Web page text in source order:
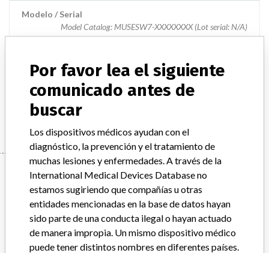
Modelo / Serial
Model Catalog: MUSESW7-XXXXXXXX (Lot serial: N/A)
Manufacturer
GENERAL ELECTRIC CANADA (OPERATING AS GE
HEALTHCARE)
Manufacturer
GENERAL ELECTRIC CANADA (OPERATING
AS GE HEALTHCARE)
Por favor lea el siguiente
comunicado antes de
buscar
Los dispositivos médicos ayudan con el
diagnóstico, la prevención y el tratamiento de
muchas lesiones y enfermedades. A través de la
International Medical Devices Database no
estamos sugiriendo que compañías u otras
entidades mencionadas en la base de datos hayan
sido parte de una conducta ilegal o hayan actuado
de manera impropia. Un mismo dispositivo médico
puede tener distintos nombres en diferentes países.